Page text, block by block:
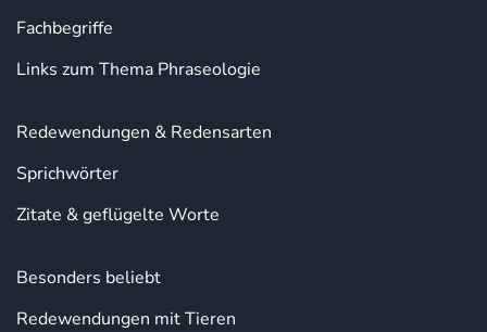
Fachbegriffe
Links zum Thema Phraseologie
Redewendungen & Redensarten
Sprichwörter
Zitate & geflügelte Worte
Besonders beliebt
Redewendungen mit Tieren